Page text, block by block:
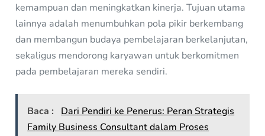
kemampuan dan meningkatkan kinerja. Tujuan utama
lainnya adalah menumbuhkan pola pikir berkembang
dan membangun budaya pembelajaran berkelanjutan,
sekaligus mendorong karyawan untuk berkomitmen
pada pembelajaran mereka sendiri.
Baca :
Dari Pendiri ke Penerus: Peran Strategis
Family Business Consultant dalam Proses